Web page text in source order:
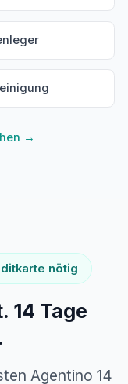
→
nötig
14 Tage
Agentino 14